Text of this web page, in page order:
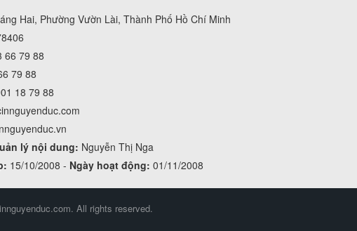
Hai, Phường Vườn Lài, Thành Phố Hồ Chí Minh
66 79 88
79 88
18 79 88
lý nội dung: Nguyễn Thị Nga
15/10/2008 - Ngày hoạt động: 01/11/2008
All rights reserved.